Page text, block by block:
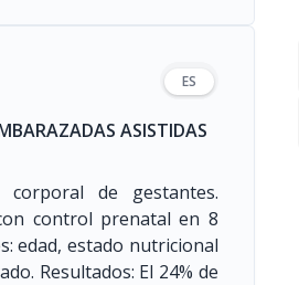
ES
ASISTIDAS
de gestantes.
control prenatal en 8
edad, estado nutricional
Resultados: El 24% de